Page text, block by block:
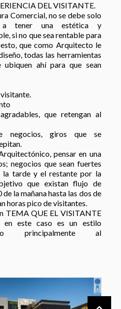
DEL VISITANTE.
Comercial, no se debe solo
a tener una estética y
si no que sea rentable para
que como Arquitecto le
todas las herramientas
ahí para que sean
que retengan al
negocios, giros que se
pensar en una
negocios que sean fuertes
la tarde y el restante por la
que existan flujo de
la mañana hasta las dos de
horas pico de visitantes.
TEMA QUE EL VISITANTE
en este caso es un estilo
principalmente al